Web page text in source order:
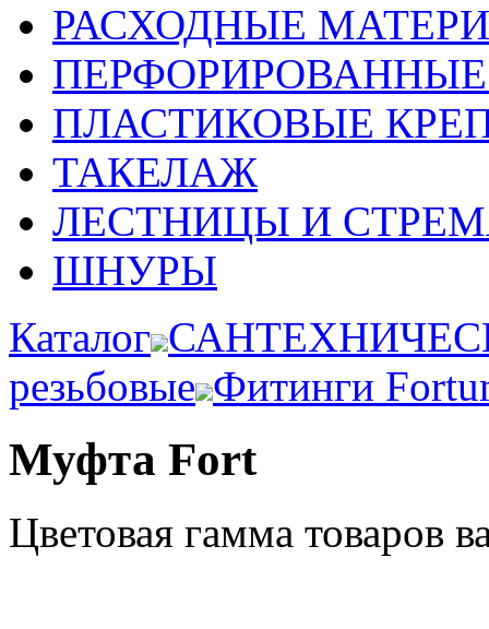
РАСХОДНЫЕ
ПЛАСТИКОВЫЕ
ТАКЕЛАЖ
ЛЕСТНИЦЫ И
ШНУРЫ
Каталог
резьбовые Фитинги
Муфта Fort
Цветовая гамма товаров